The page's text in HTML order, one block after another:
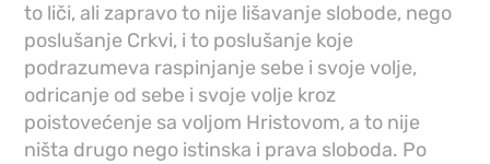
to liči, ali zapravo to nije lišavanje slobode, nego
poslušanje Crkvi, i to poslušanje koje
podrazumeva raspinjanje sebe i svoje volje,
odricanje od sebe i svoje volje kroz
poistovećenje sa voljom Hristovom, a to nije
ništa drugo nego istinska i prava sloboda. Po